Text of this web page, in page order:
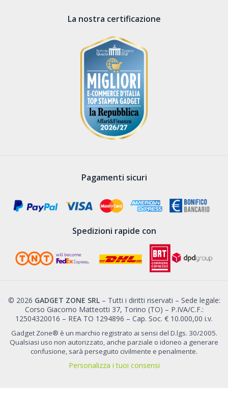
La nostra certificazione
Pagamenti sicuri
Spedizioni rapide con
© 2026 GADGET ZONE SRL– Tutti i diritti riservati – Sede legale:
Corso Giacomo Matteotti 37, Torino (TO) – P.IVA/C.F.:
12504320016 – REA TO 1294896 – Cap. Soc. € 10.000,00 i.v.
Gadget Zone® è un marchio registrato ai sensi del D.lgs. 30/2005.
Qualsiasi uso non autorizzato, anche parziale o idoneo a generare
confusione, sarà perseguito civilmente e penalmente.
Personalizza i tuoi consensi